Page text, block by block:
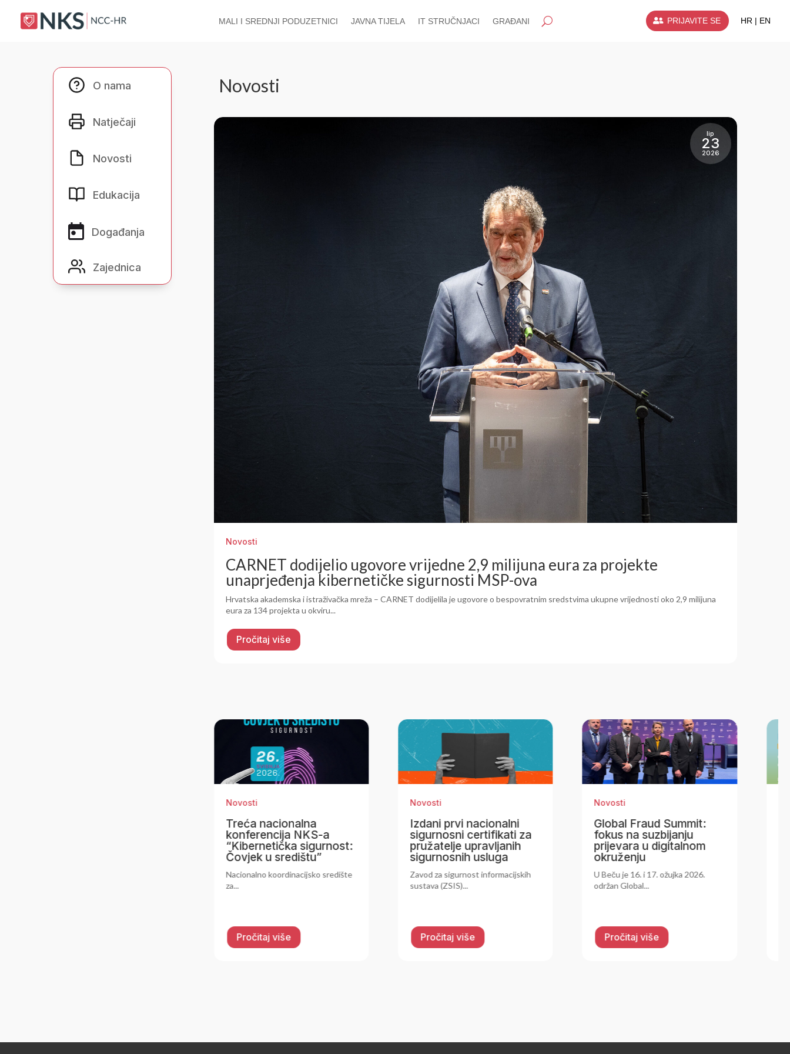
MALI I SREDNJI PODUZETNICI JAVNA TIJELA IT STRUČNJACI GRAĐANI PRIJAVITE SE HR | EN
O nama
Natječaji
Novosti
Edukacija
Događanja
Zajednica
O nama
Novosti
lip
23
2026
Novosti
CARNET dodijelio ugovore vrijedne 2,9 milijuna eura za projekte
unaprjeđenja kibernetičke sigurnosti MSP-ova
Hrvatska akademska i istraživačka mreža – CARNET dodijelila je ugovore o bespovratnim sredstvima ukupne vrijednosti oko 2,9 milijuna
eura za 134 projekta u okviru...
Pročitaj više
Novosti
Izdani prvi nacionalni
sigurnosni certifikati za
pružatelje upravljanih
sigurnosnih usluga
Zavod za sigurnost informacijskih
Pročitaj više
Novosti
Global Fraud Summit:
fokus na suzbijanju
prijevara u digitalnom
okruženju
U Beču je 16. i 17. ožujka 2026.
održan Global...
Pročitaj više
Novosti
Otvoren novi poziv
Europskog stručnog
centra za kibernetičku
sigurnost (ECCC) u
okviru programa Obzor
Europa
Pročitaj više